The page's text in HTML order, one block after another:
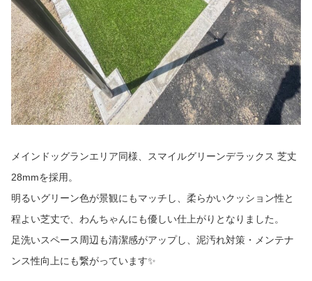
メインドッグランエリア同様、スマイルグリーンデラックス 芝丈
28mmを採用。
明るいグリーン色が景観にもマッチし、柔らかいクッション性と
程よい芝丈で、わんちゃんにも優しい仕上がりとなりました。
足洗いスペース周辺も清潔感がアップし、泥汚れ対策・メンテナ
ンス性向上にも繋がっています✨